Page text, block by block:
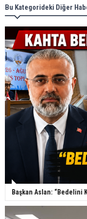
Bu Kategorideki Diğer
Başkan Aslan: “Bedelini